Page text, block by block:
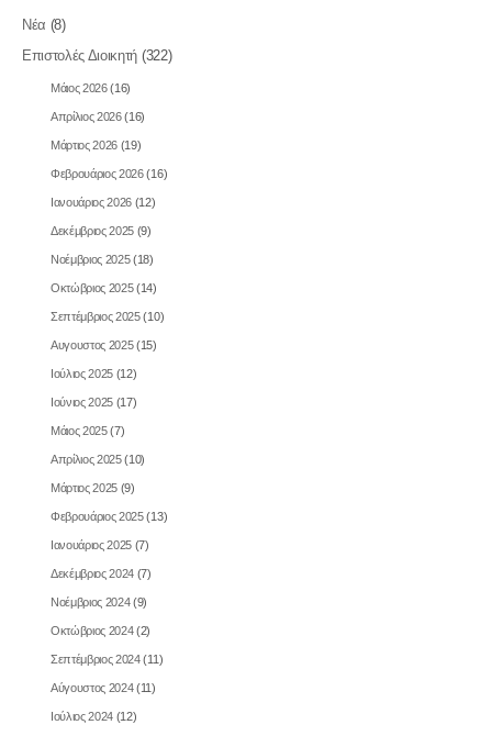
Νέα (8)
Επιστολές Διοικητή (322)
Μάιος 2026(16)
Απρίλιος 2026(16)
Μάρτιος 2026 (19)
Φεβρουάριος 2026(16)
Ιανουάριος 2026 (12)
Δεκέμβριος 2025 (9)
Νοέμβριος 2025(18)
Οκτώβριος 2025(14)
Σεπτέμβριος 2025(10)
Αυγουστος 2025(15)
Ιούλιος 2025 (12)
Ιούνιος 2025 (17)
Μάιος 2025(7)
Απρίλιος 2025(10)
Μάρτιος 2025 (9)
Φεβρουάριος 2025(13)
Ιανουάριος 2025 (7)
Δεκέμβριος 2024 (7)
Νοέμβριος 2024(9)
Οκτώβριος 2024(2)
Σεπτέμβριος 2024(11)
Αύγουστος 2024(11)
Ιούλιος 2024 (12)